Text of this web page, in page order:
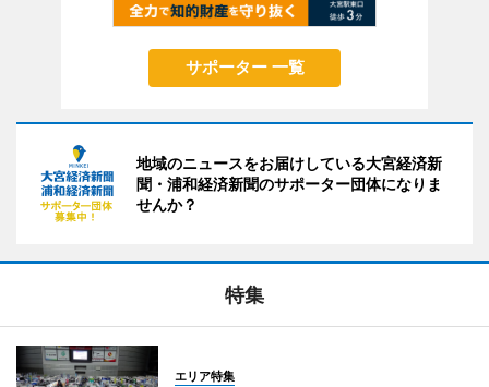
サポーター 一覧
地域のニュースをお届けしている大宮経済新
聞・浦和経済新聞のサポーター団体になりま
せんか？
特集
エリア特集